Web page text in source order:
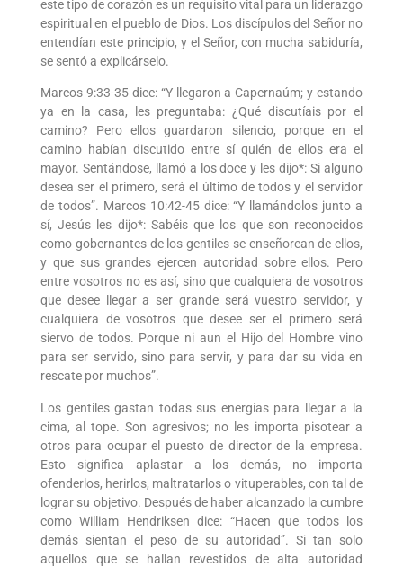
este tipo de corazón es un requisito vital para un liderazgo
espiritual en el pueblo de Dios. Los discípulos del Señor no
entendían este principio, y el Señor, con mucha sabiduría,
se sentó a explicárselo.
Marcos 9:33-35 dice: “Y llegaron a Capernaúm; y estando
ya en la casa, les preguntaba: ¿Qué discutíais por el
camino? Pero ellos guardaron silencio, porque en el
camino habían discutido entre sí quién de ellos era el
mayor. Sentándose, llamó a los doce y les dijo*: Si alguno
desea ser el primero, será el último de todos y el servidor
de todos”. Marcos 10:42-45 dice: “Y llamándolos junto a
sí, Jesús les dijo*: Sabéis que los que son reconocidos
como gobernantes de los gentiles se enseñorean de ellos,
y que sus grandes ejercen autoridad sobre ellos. Pero
entre vosotros no es así, sino que cualquiera de vosotros
que desee llegar a ser grande será vuestro servidor, y
cualquiera de vosotros que desee ser el primero será
siervo de todos. Porque ni aun el Hijo del Hombre vino
para ser servido, sino para servir, y para dar su vida en
rescate por muchos”.
Los gentiles gastan todas sus energías para llegar a la
cima, al tope. Son agresivos; no les importa pisotear a
otros para ocupar el puesto de director de la empresa.
Esto significa aplastar a los demás, no importa
ofenderlos, herirlos, maltratarlos o vituperables, con tal de
lograr su objetivo. Después de haber alcanzado la cumbre
como William Hendriksen dice: “Hacen que todos los
demás sientan el peso de su autoridad”. Si tan solo
aquellos que se hallan revestidos de alta autoridad